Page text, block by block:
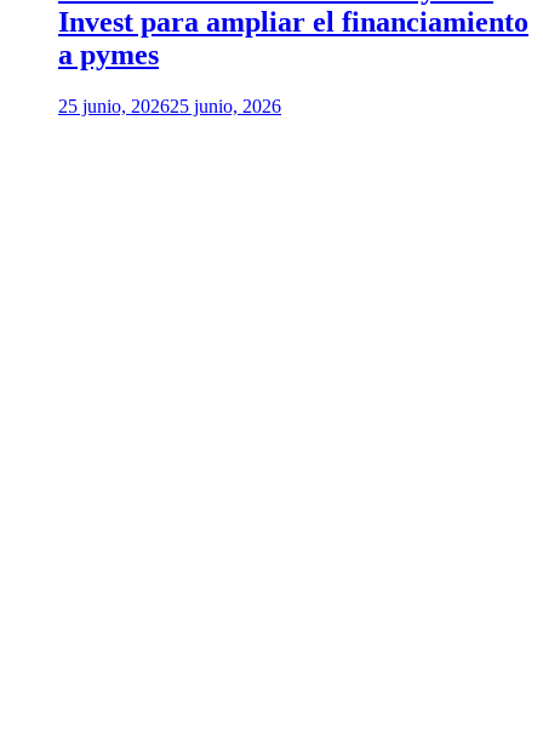
Invest para ampliar el financiamiento
a pymes
25 junio, 202625 junio, 2026